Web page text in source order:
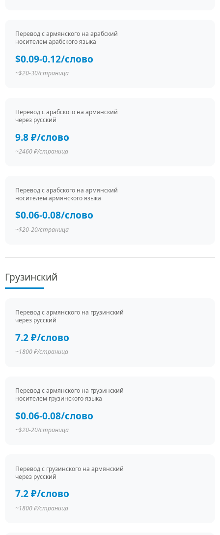
Перевод c армянского на арабский
носителем арабского языка
$0.09-0.12/слово
~$20-30/страница
Перевод c арабского на армянский
через русский
9.8 ₽/слово
~2460 ₽/страница
Перевод c арабского на армянский
носителем армянского языка
$0.06-0.08/слово
~$20-20/страница
Грузинский
Перевод c армянского на грузинский
через русский
7.2 ₽/слово
~1800 ₽/страница
Перевод c армянского на грузинский
носителем грузинского языка
$0.06-0.08/слово
~$20-20/страница
Перевод c грузинского на армянский
через русский
7.2 ₽/слово
~1800 ₽/страница